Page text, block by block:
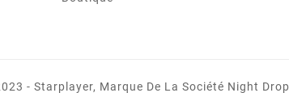
- Starplayer, Marque De La Société Night Drop